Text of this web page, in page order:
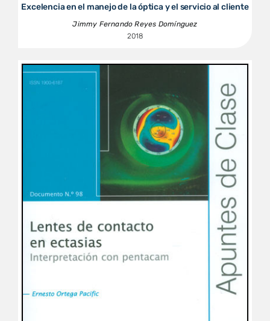
Excelencia en el manejo de la óptica y el servicio al cliente
Jimmy Fernando Reyes Domínguez
2018